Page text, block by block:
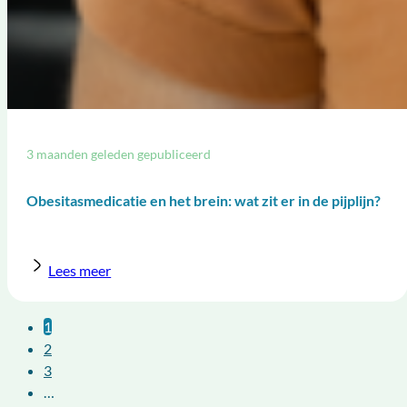
Obesitasmedicatie en het brein: wat zit er in de pijplijn?
3 maanden geleden gepubliceerd
Lees meer
1
2
3
…